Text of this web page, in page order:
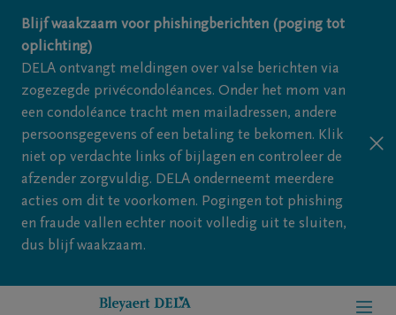
Overslaan en naar inhoud gaan
Blijf waakzaam voor phishingberichten (poging tot
oplichting)
DELA ontvangt meldingen over valse berichten via
zogezegde privécondoléances. Onder het mom van
een condoléance tracht men mailadressen, andere
persoonsgegevens of een betaling te bekomen. Klik
niet op verdachte links of bijlagen en controleer de
afzender zorgvuldig. DELA onderneemt meerdere
acties om dit te voorkomen. Pogingen tot phishing
en fraude vallen echter nooit volledig uit te sluiten,
dus blijf waakzaam.